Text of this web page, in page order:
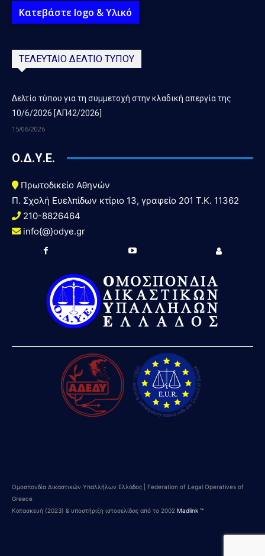
Κατεβάστε logo & Υλικό
ΤΕΛΕΥΤΑΙΟ ΔΕΛΤΙΟ ΤΥΠΟΥ
Δελτίο τύπου για τη συμμετοχή στην κλαδική απεργία της
10/6/2026 [ΑΠ42/2026]
15/06/2026
Ο.Δ.Υ.Ε.
Πρωτοδικείο Αθηνών
Π. Σχολή Ευελπίδων κτίριο 13, γραφείο 201 T.K. 11362
210-8826464
info{@}odye.gr
Ομοσπονδία Δικαστικών Υπαλλήλων Ελλάδος | Federation of Legal Operatives of
Greece
Κατασκευή (2023) & υποστήριξη ιστοσελίδας από το 2002 Madlink ™